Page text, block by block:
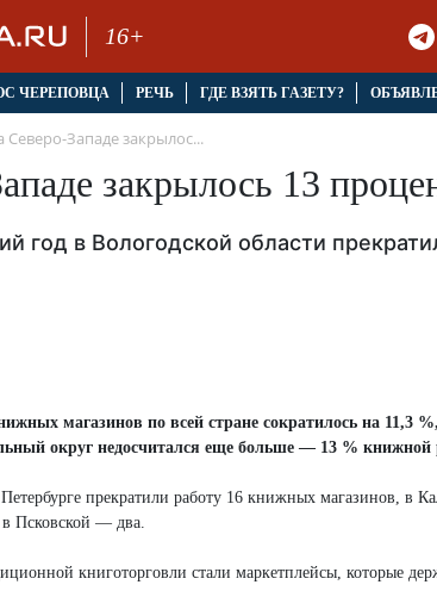
16+
ЧЕРЕПОВЦА РЕЧЬ ГДЕ ВЗЯТЬ ГАЗЕТУ?
Северо-Западе закрылос...
закрылось 13
год в Вологодской области
магазинов по всей стране сократилось на 11,3
округ недосчитался еще больше — 13 %
прекратили работу 16 книжных магазинов, в
Псковской — два.
книготорговли стали маркетплейсы, которые